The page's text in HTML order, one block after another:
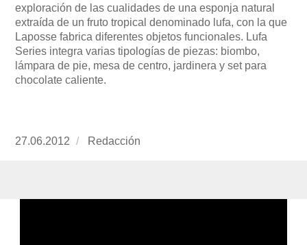
exploración de las cualidades de una esponja natural
extraída de un fruto tropical denominado lufa, con la que
Laposse fabrica diferentes objetos funcionales. Lufa
Series integra varias tipologías de piezas: biombo,
lámpara de pie, mesa de centro, jardinera y set para
chocolate caliente.
Publicado
27.06.2012 https://www.experimenta.es/author/redaccion/
Redacción